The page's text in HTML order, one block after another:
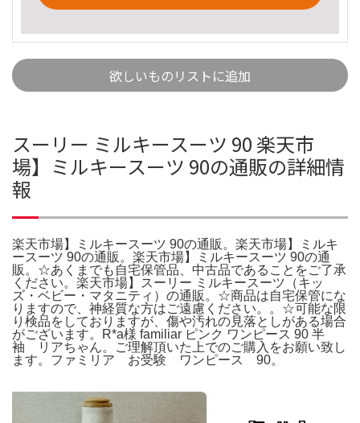
欲しいものリストに追加
スーリー ミルキースーツ 90 楽天市
場】ミルキースーツ 90の通販の詳細情
報
楽天市場】ミルキースーツ 90の通販。楽天市場】ミルキ
ースーツ 90の通販。楽天市場】ミルキースーツ 90の通
販。☆あくまでも自宅保管品、中古品であることをご了承
ください。楽天市場】スーリー ミルキースーツ（キッ
ズ・ベビー・マタニティ）の通販。☆商品は自宅保管にな
りますので、神経質な方はご遠慮ください。。☆可能な限
り検品をしておりますが、傷や汚れの見落としがある場合
がございます。R*a様 familiar ピンク ワンピース 90 半
袖 リアちゃん。ご理解頂いた上でのご購入をお願い致し
ます。ファミリア お受験 ワンピース 90。